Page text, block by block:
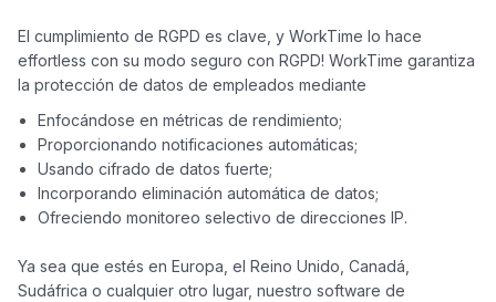
El cumplimiento de RGPD es clave, y WorkTime lo hace
effortless con su modo seguro con RGPD! WorkTime garantiza
Enfocándose en métricas de rendimiento;
Proporcionando notificaciones automáticas;
Usando cifrado de datos fuerte;
Incorporando eliminación automática de datos;
Ofreciendo monitoreo selectivo de direcciones IP.
Ya sea que estés en Europa, el Reino Unido, Canadá,
Sudáfrica o cualquier otro lugar, nuestro software de